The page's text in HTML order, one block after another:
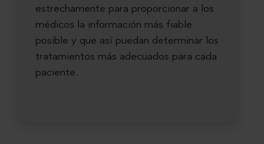
estrechamente para proporcionar a los
médicos la información más fiable
posible y que así puedan determinar los
tratamientos más adecuados para cada
paciente.